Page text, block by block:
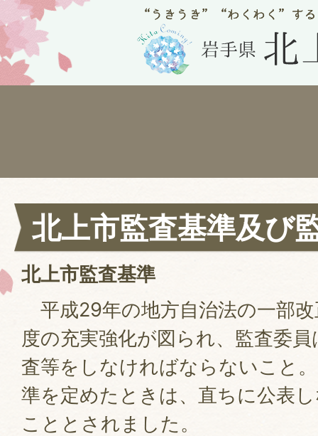
北上市監査基準及び
北上市監査基準
平成29年の地方自治法の一部
度の充実強化が図られ、監査委
査等をしなければならないこと
準を定めたときは、直ちに公表
こととされました。